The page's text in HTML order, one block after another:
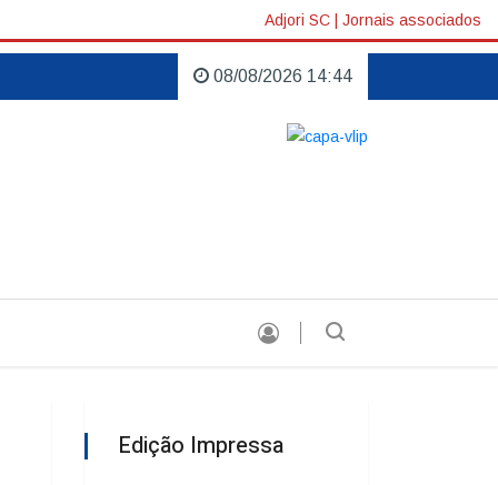
Adjori SC | Jornais associados
Empresa conquista certificado de exportação |
08/08/2026 14:44
Edição Impressa